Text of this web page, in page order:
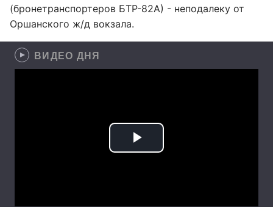
(бронетранспортеров БТР-82А) - неподалеку от
Оршанского ж/д вокзала.
ВИДЕО ДНЯ